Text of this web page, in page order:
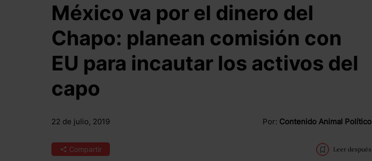
México va por el dinero del
Chapo: planean comisión con
EU para incautar los activos del
capo
22 de julio, 2019 Por: Contenido Animal Político
Compartir Leer después